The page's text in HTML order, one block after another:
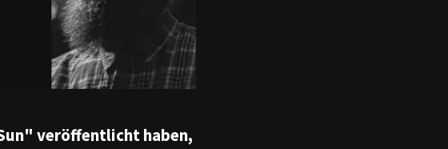
veröffentlicht haben,